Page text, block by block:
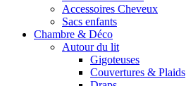
Accessoires Cheveux
Sacs enfants
Chambre & Déco
Autour du lit
Gigoteuses
Couvertures & Plaids